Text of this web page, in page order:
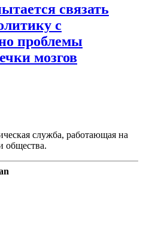
связать
с
проблемы
мозгов
служба, работающая на
общества.